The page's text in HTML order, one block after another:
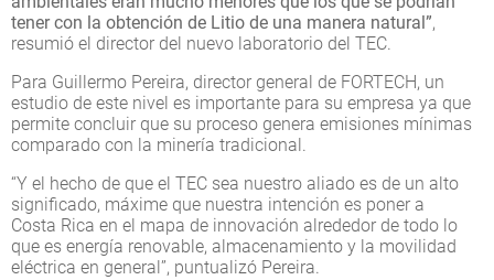
tener con la obtención de Litio de una manera natural”,
resumió el director del nuevo laboratorio del TEC.
Para Guillermo Pereira, director general de FORTECH, un
estudio de este nivel es importante para su empresa ya que
permite concluir que su proceso genera emisiones mínimas
comparado con la minería tradicional.
“Y el hecho de que el TEC sea nuestro aliado es de un alto
significado, máxime que nuestra intención es poner a
Costa Rica en el mapa de innovación alrededor de todo lo
que es energía renovable, almacenamiento y la movilidad
eléctrica en general”, puntualizó Pereira.